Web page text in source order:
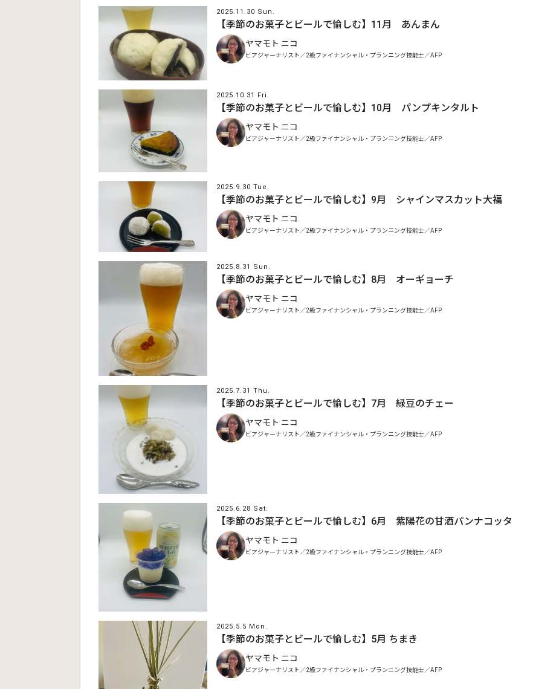
2025.11.30 Sun.
【季節のお菓子とビールで愉しむ】11月 あんまん
ヤマモト ニコ
ビアジャーナリスト／2級ファイナンシャル・プランニング技能士／AFP
2025.10.31 Fri.
【季節のお菓子とビールで愉しむ】10月 パンプキンタルト
ヤマモト ニコ
ビアジャーナリスト／2級ファイナンシャル・プランニング技能士／AFP
2025.9.30 Tue.
【季節のお菓子とビールで愉しむ】9月 シャインマスカット大福
ヤマモト ニコ
ビアジャーナリスト／2級ファイナンシャル・プランニング技能士／AFP
2025.8.31 Sun.
【季節のお菓子とビールで愉しむ】8月 オーギョーチ
ヤマモト ニコ
ビアジャーナリスト／2級ファイナンシャル・プランニング技能士／AFP
2025.7.31 Thu.
【季節のお菓子とビールで愉しむ】7月 緑豆のチェー
ヤマモト ニコ
ビアジャーナリスト／2級ファイナンシャル・プランニング技能士／AFP
2025.6.28 Sat.
【季節のお菓子とビールで愉しむ】6月 紫陽花の甘酒パンナコッタ
ヤマモト ニコ
ビアジャーナリスト／2級ファイナンシャル・プランニング技能士／AFP
2025.5.5 Mon.
【季節のお菓子とビールで愉しむ】5月 ちまき
ヤマモト ニコ
ビアジャーナリスト／2級ファイナンシャル・プランニング技能士／AFP